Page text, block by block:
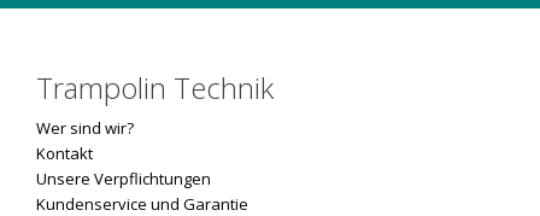
Trampolin Technik
Wer sind wir?
Kontakt
Unsere Verpflichtungen
Kundenservice und Garantie